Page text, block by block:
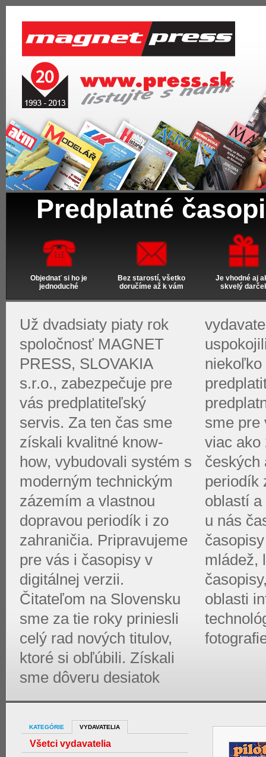
Predplatné
Objednať si ho je
jednoduché
Bez starostí, všetko
doručíme až k vám
Je vhodné aj
skvelý
Už dvadsiaty piaty rok
spoločnosť MAGNET
PRESS, SLOVAKIA
s.r.o., zabezpečuje pre
vás predplatiteľský
servis. Za ten čas sme
získali kvalitné know-
how, vybudovali systém s
moderným technickým
zázemím a vlastnou
dopravou periodík i zo
zahraničia. Pripravujeme
pre vás i časopisy v
digitálnej verzii.
Čitateľom na Slovensku
sme za tie roky priniesli
celý rad nových titulov,
ktoré si obľúbili. Získali
sme dôveru desiatok
sme pre
viac ako
českých
periodík
oblastí a
u nás
mládež,
oblasti
KATEGÓRIE VYDAVATELIA
Všetci vydavatelia